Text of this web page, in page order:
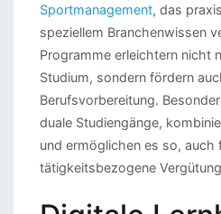
Sportmanagement, das
speziellem Branchenwissen
Programme erleichtern nicht
Studium, sondern fördern
Berufsvorbereitung.
duale Studiengänge,
und ermöglichen es so, auch
tätigkeitsbezogene